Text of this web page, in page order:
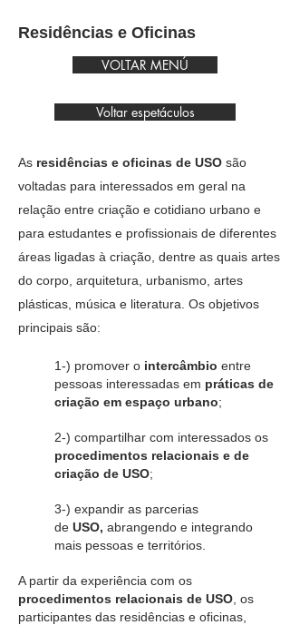
Residências e Oficinas
VOLTAR MENÚ
Voltar espetáculos
As residências e oficinas de USO são
voltadas para interessados em geral na
relação entre criação e cotidiano urbano e
para estudantes e profissionais de diferentes
áreas ligadas à criação, dentre as quais artes
do corpo, arquitetura, urbanismo, artes
plásticas, música e literatura. Os objetivos
principais são:
1-) promover o intercâmbio entre
pessoas interessadas em práticas de
criação em espaço urbano;
2-) compartilhar com interessados os
procedimentos relacionais e de
criação de USO;
3-) expandir as parcerias
de USO, abrangendo e integrando
mais pessoas e territórios.
A partir da experiência com os
procedimentos relacionais de USO , os
participantes das residências e oficinas,